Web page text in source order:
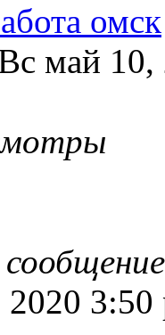
омск
май 10,
3:50